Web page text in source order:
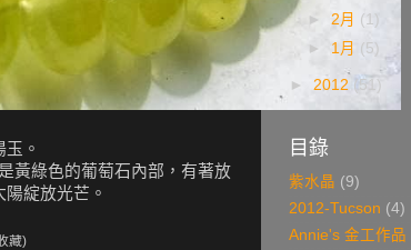
。
黃綠色的葡萄石內部，有著放
綻放光芒。
藏)
► 2月 (1)
► 1月 (5)
► 2012 (51)
目錄
紫水晶 (9)
2012-Tucson (4)
Annie's 金工作品